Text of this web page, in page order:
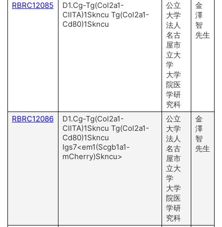
RBRC12085
D1.Cg-Tg(Col2a1-
CIITA)1Skncu Tg(Col2a1-
Cd80)1Skncu
公立
大学
法人
名古
屋市
立大
学
大学
院医
学研
究科
金
澤
智
先生
RBRC12086
D1.Cg-Tg(Col2a1-
CIITA)1Skncu Tg(Col2a1-
Cd80)1Skncu
Igs7<em1(Scgb1a1-
mCherry)Skncu>
公立
大学
法人
名古
屋市
立大
学
大学
院医
学研
究科
金
澤
智
先生